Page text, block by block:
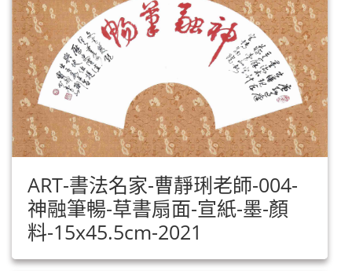
ART-書法名家-曹靜琍老師-004-
神融筆暢-草書扇面-宣紙-墨-顏
料-15x45.5cm-2021